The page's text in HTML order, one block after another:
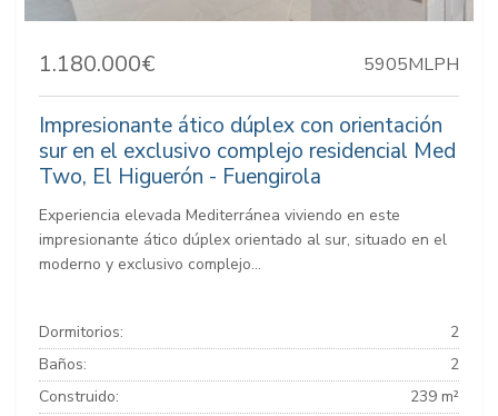
1.180.000€ 5905MLPH
Impresionante ático dúplex con orientación
sur en el exclusivo complejo residencial Med
Two, El Higuerón - Fuengirola
Experiencia elevada Mediterránea viviendo en este
impresionante ático dúplex orientado al sur, situado en el
moderno y exclusivo complejo...
Dormitorios:
2
Baños:
2
Construido:
239 m²